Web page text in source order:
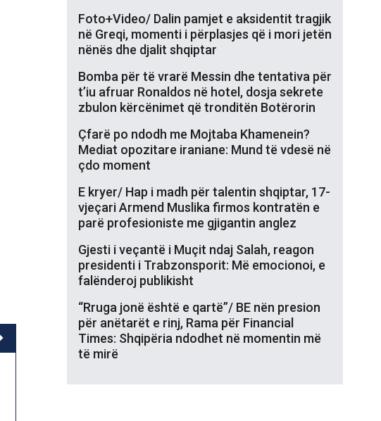
Foto+Video/ Dalin pamjet e aksidentit tragjik
në Greqi, momenti i përplasjes që i mori jetën
nënës dhe djalit shqiptar
Bomba për të vrarë Messin dhe tentativa për
t’iu afruar Ronaldos në hotel, dosja sekrete
zbulon kërcënimet që tronditën Botërorin
Çfarë po ndodh me Mojtaba Khamenein?
Mediat opozitare iraniane: Mund të vdesë në
çdo moment
E kryer/ Hap i madh për talentin shqiptar, 17-
vjeçari Armend Muslika firmos kontratën e
parë profesioniste me gjigantin anglez
Gjesti i veçantë i Muçit ndaj Salah, reagon
presidenti i Trabzonsporit: Më emocionoi, e
falënderoj publikisht
“Rruga jonë është e qartë”/ BE nën presion
për anëtarët e rinj, Rama për Financial
Times: Shqipëria ndodhet në momentin më
të mirë